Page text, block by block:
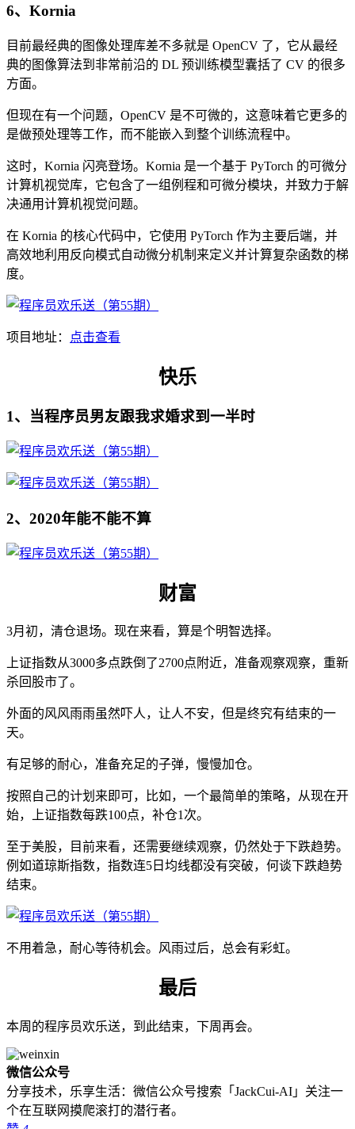
6、Kornia
目前最经典的图像处理库差不多就是 OpenCV 了，它从最经
典的图像算法到非常前沿的 DL 预训练模型囊括了 CV 的很多
方面。
但现在有一个问题，OpenCV 是不可微的，这意味着它更多的
是做预处理等工作，而不能嵌入到整个训练流程中。
这时，Kornia 闪亮登场。Kornia 是一个基于 PyTorch 的可微分
计算机视觉库，它包含了一组例程和可微分模块，并致力于解
决通用计算机视觉问题。
在 Kornia 的核心代码中，它使用 PyTorch 作为主要后端，并
高效地利用反向模式自动微分机制来定义并计算复杂函数的梯
度。
项目地址： 点击查看
快乐
1、当程序员男友跟我求婚求到一半时
2、2020年能不能不算
财富
3月初，清仓退场。现在来看，算是个明智选择。
上证指数从3000多点跌倒了2700点附近，准备观察观察，重新
杀回股市了。
外面的风风雨雨虽然吓人，让人不安，但是终究有结束的一
天。
有足够的耐心，准备充足的子弹，慢慢加仓。
按照自己的计划来即可，比如，一个最简单的策略，从现在开
始，上证指数每跌100点，补仓1次。
至于美股，目前来看，还需要继续观察，仍然处于下跌趋势。
例如道琼斯指数，指数连5日均线都没有突破，何谈下跌趋势
结束。
不用着急，耐心等待机会。风雨过后，总会有彩虹。
最后
本周的程序员欢乐送，到此结束，下周再会。
微信公众号
分享技术，乐享生活：微信公众号搜索「JackCui-AI」关注一
个在互联网摸爬滚打的潜行者。